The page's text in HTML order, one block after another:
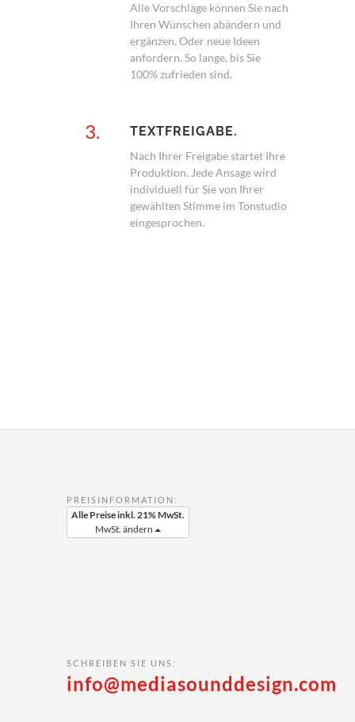
Alle Vorschläge können Sie nach
Ihren Wünschen abändern und
ergänzen. Oder neue Ideen
anfordern. So lange, bis Sie
100% zufrieden sind.
3. TEXTFREIGABE.
Nach Ihrer Freigabe startet Ihre
Produktion. Jede Ansage wird
individuell für Sie von Ihrer
gewählten Stimme im Tonstudio
eingesprochen.
PREISINFORMATION:
Alle Preise inkl. 21% MwSt.
MwSt. ändern
SCHREIBEN SIE UNS:
info@mediasounddesign.com